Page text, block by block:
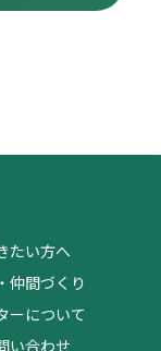
たい方へ
仲間づくり
ーについて
い合わせ